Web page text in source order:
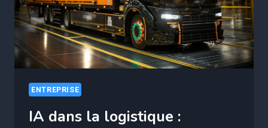
ENTREPRISE
IA dans la logistique :